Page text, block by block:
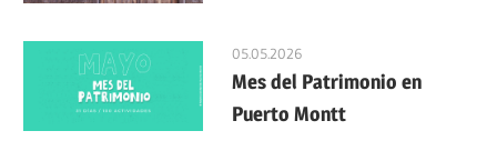
05.05.2026
Mes del Patrimonio en
Puerto Montt